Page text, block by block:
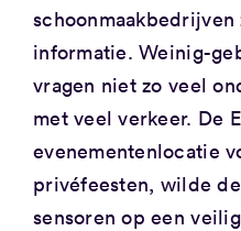
informatie. Weinig-
vragen niet zo veel
met veel verkeer. De
evenementenlocatie
privéfeesten, wilde
sensoren op een